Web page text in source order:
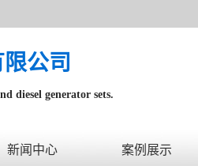
公司
diesel generator sets.
新闻中心 案例展示